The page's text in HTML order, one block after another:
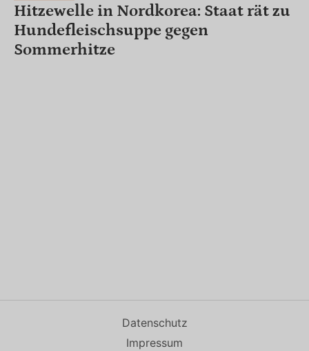
Hitzewelle in Nordkorea: Staat rät zu
Hundefleischsuppe gegen
Sommerhitze
Datenschutz
Impressum